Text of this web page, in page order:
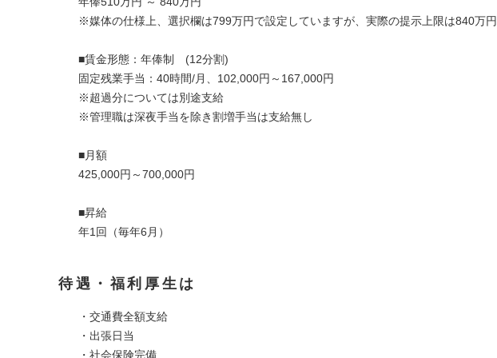
※媒体の仕様上、選択欄は799万円で設定していますが、実際の提示上限は840万
■賃金形態：年俸制 (12分割)
固定残業手当：40時間/月、102,000円～167,000円
※超過分については別途支給
※管理職は深夜手当を除き割増手当は支給無し
■月額
425,000円～700,000円
■昇給
年1回（毎年6月）
待遇・福利厚生は
・交通費全額支給
・出張日当
・社会保険完備